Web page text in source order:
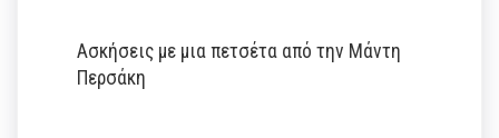
Ασκήσεις με μια πετσέτα από την Μάντη
Περσάκη